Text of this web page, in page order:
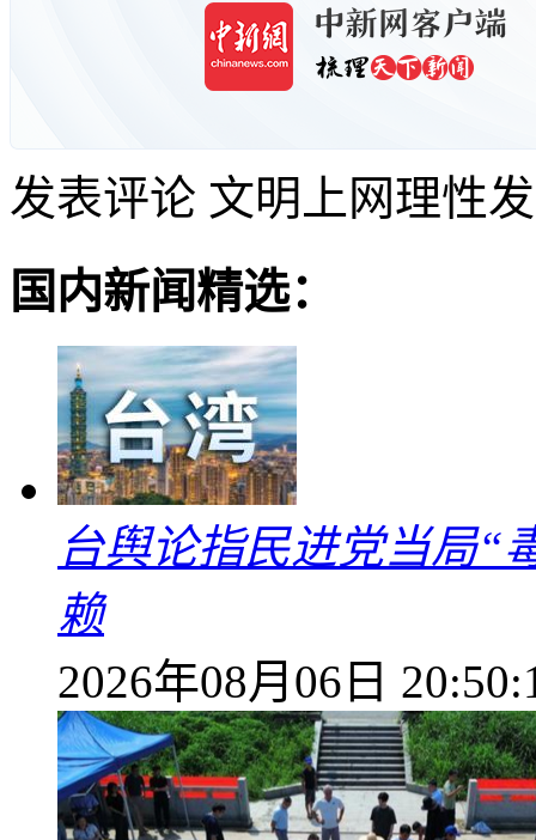
发表评论 文明上网理性
国内新闻精选：
台舆论指民进党当局“
赖
2026年08月06日